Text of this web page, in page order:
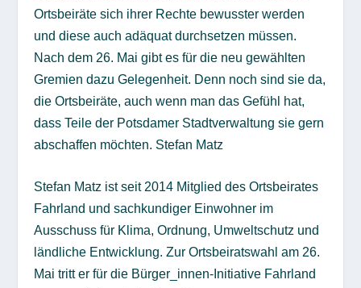
Ortsbeiräte sich ihrer Rechte bewusster werden
und diese auch adäquat durchsetzen müssen.
Nach dem 26. Mai gibt es für die neu gewählten
Gremien dazu Gelegenheit. Denn noch sind sie da,
die Ortsbeiräte, auch wenn man das Gefühl hat,
dass Teile der Potsdamer Stadtverwaltung sie gern
abschaffen möchten. Stefan Matz
Stefan Matz ist seit 2014 Mitglied des Ortsbeirates
Fahrland und sachkundiger Einwohner im
Ausschuss für Klima, Ordnung, Umweltschutz und
ländliche Entwicklung. Zur Ortsbeiratswahl am 26.
Mai tritt er für die Bürger_innen-Initiative Fahrland